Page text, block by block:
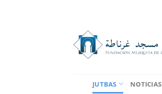
JUTBAS NOTICIAS